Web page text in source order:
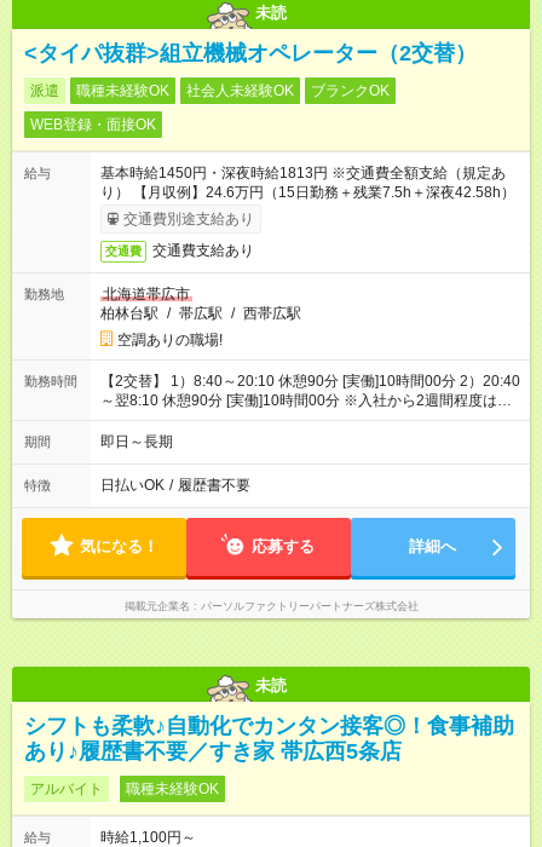
未読
<タイパ抜群>組立機械オペレーター（2交替）
派遣 職種未経験OK 社会人未経験OK
ブランクOK
WEB登録・面接OK
給与
基本時給1450円・深夜時給1813円 ※交通費全額支給（規定あ
り） 【月収例】24.6万円（15日勤務＋残業7.5h＋深夜42.58h）
交通費別途支給あり
交通費 交通費支給あり
勤務地
北海道帯広市
柏林台駅 / 帯広駅 / 西帯広駅
空調ありの職場!
勤務時間
【2交替】 1）8:40～20:10 休憩90分 [実働]10時間00分 2）20:40
～翌8:10 休憩90分 [実働]10時間00分 ※入社から2週間程度は日
勤(8:40-17:20)での勤務
期間 即日～長期
特徴 日払いOK / 履歴書不要
気になる！ 応募する 詳細へ
掲載元企業名 パーソルファクトリーパートナーズ株式会社
未読
シフトも柔軟♪自動化でカンタン接客◎！食事補助
あり♪履歴書不要／すき家 帯広西5条店
アルバイト 職種未経験OK
給与
時給1,100円～